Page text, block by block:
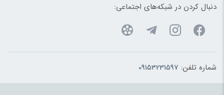
دنبال کردن در شبکه‌های اجتماعی:
شماره تلفن: 09153231597